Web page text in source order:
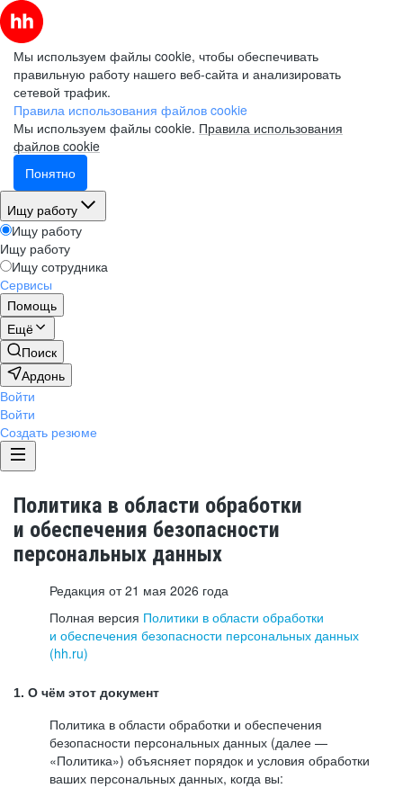
Мы используем файлы cookie, чтобы обеспечивать
правильную работу нашего веб-сайта и анализировать
сетевой трафик.
Правила использования файлов cookie
Мы используем файлы cookie. Правила использования
файлов cookie
Понятно
Ищу работу
Ищу работу
Ищу работу
Ищу сотрудника
Сервисы
Помощь
Ещё
Поиск
Ардонь
Войти
Войти
Создать резюме
Политика в области обработки
и обеспечения безопасности
персональных данных
Редакция от 21 мая 2026 года
Полная версия Политики в области обработки
и обеспечения безопасности персональных данных
(hh.ru)
1. О чём этот документ
Политика в области обработки и обеспечения
безопасности персональных данных (далее —
«Политика») объясняет порядок и условия обработки
ваших персональных данных, когда вы: